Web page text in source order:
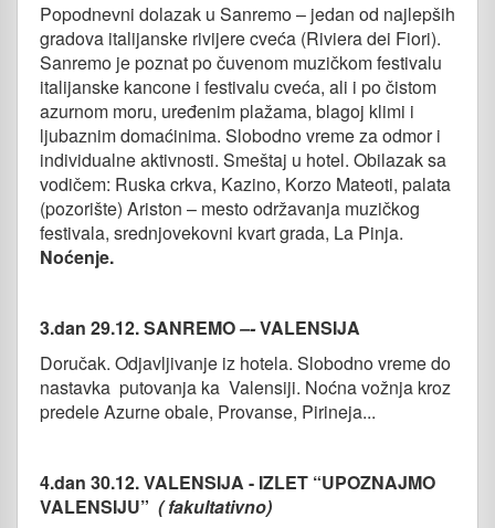
Popodnevni dolazak u Sanremo – jedan od najlepših
gradova italijanske rivijere cveća (Riviera dei Fiori).
Sanremo je poznat po čuvenom muzičkom festivalu
italijanske kancone i festivalu cveća, ali i po čistom
azurnom moru, uređenim plažama, blagoj klimi i
ljubaznim domaćinima. Slobodno vreme za odmor i
individualne aktivnosti. Smeštaj u hotel. Obilazak sa
vodičem: Ruska crkva, Kazino, Korzo Mateoti, palata
(pozorište) Ariston – mesto održavanja muzičkog
festivala, srednjovekovni kvart grada, La Pinja.
Noćenje.
3.dan 29.12. SANREMO–-VALENSIJA
Doručak. Odjavljivanje iz hotela. Slobodno vreme do
nastavka putovanja ka Valensiji. Noćna vožnja kroz
predele Azurne obale, Provanse, Pirineja...
4.dan 30.12. VALENSIJA - IZLET “UPOZNAJMO
VALENSIJU” ( fakultativno)